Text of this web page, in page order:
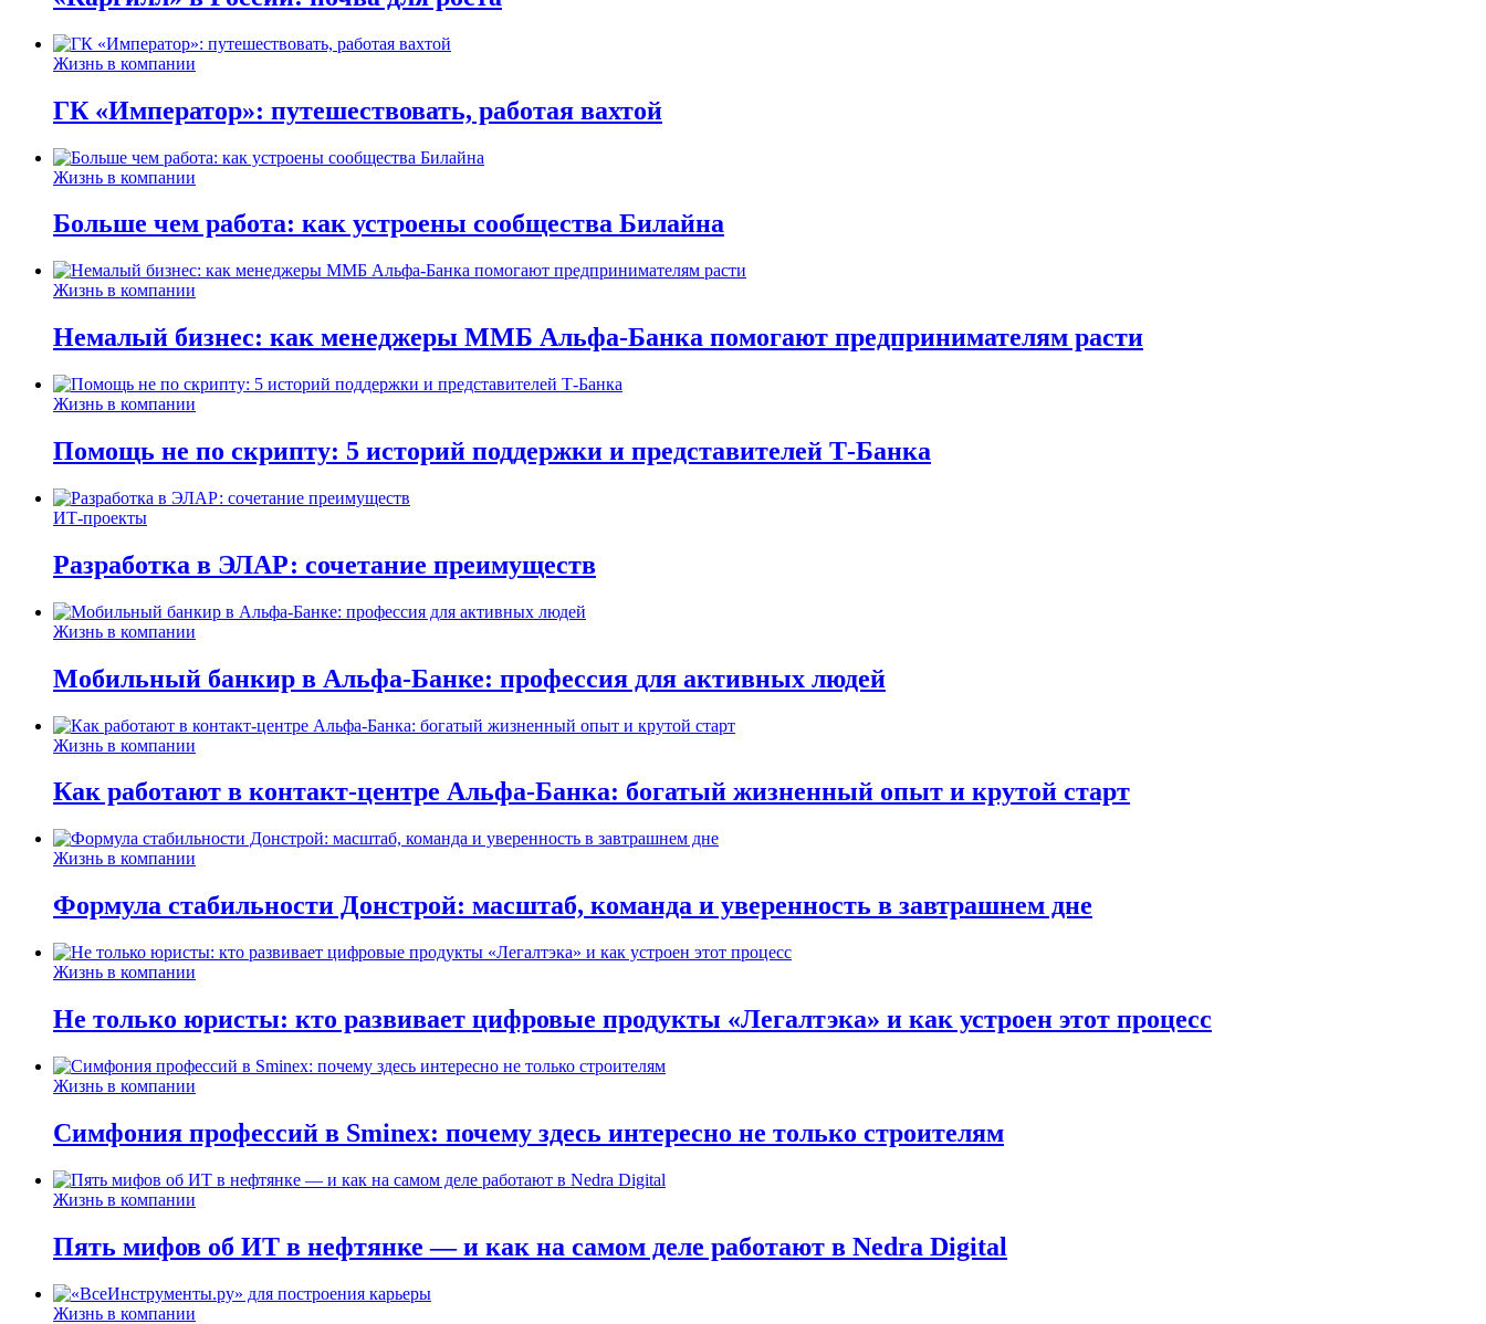
Жизнь в компании
ГК «Император»: путешествовать, работая вахтой
Жизнь в компании
Больше чем работа: как устроены сообщества Билайна
Жизнь в компании
Немалый бизнес: как менеджеры ММБ Альфа-Банка помогают предпринимателям расти
Жизнь в компании
Помощь не по скрипту: 5 историй поддержки и представителей Т-Банка
ИТ-проекты
Разработка в ЭЛАР: сочетание преимуществ
Жизнь в компании
Мобильный банкир в Альфа-Банке: профессия для активных людей
Жизнь в компании
Как работают в контакт-центре Альфа-Банка: богатый жизненный опыт и крутой старт
Жизнь в компании
Формула стабильности Донстрой: масштаб, команда и уверенность в завтрашнем дне
Жизнь в компании
Не только юристы: кто развивает цифровые продукты «Легалтэка» и как устроен этот процесс
Жизнь в компании
Симфония профессий в Sminex: почему здесь интересно не только строителям
Жизнь в компании
Пять мифов об ИТ в нефтянке — и как на самом деле работают в Nedra Digital
Жизнь в компании